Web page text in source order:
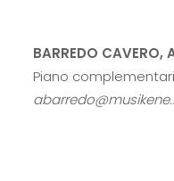
BARREDO CAVERO,
Piano